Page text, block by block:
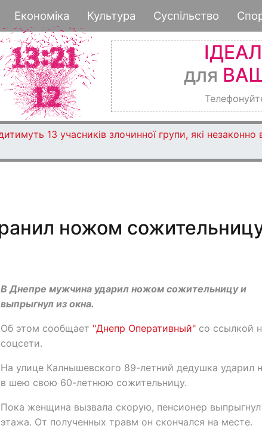
к
основному
Економіка Культура Суспільство
для
13 учасників злочинної групи, які
ножом
В Днепре мужчина ударил ножом сожительницу и
выпрыгнул из окна.
Об этом сообщает "Днепр Оперативный" со ссылкой
соцсети.
На улице Калнышевского 89-летний дедушка ударил
в шею свою 60-летнюю сожительницу.
Пока женщина вызвала скорую, пенсионер
этажа. От полученных травм он скончался на месте.